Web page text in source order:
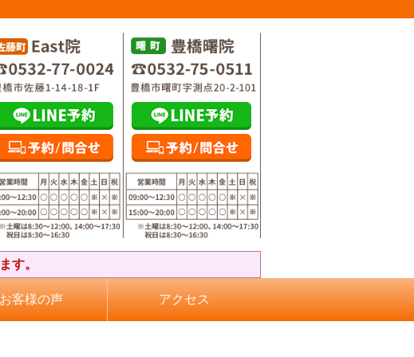
す。
お客様の声 アクセス